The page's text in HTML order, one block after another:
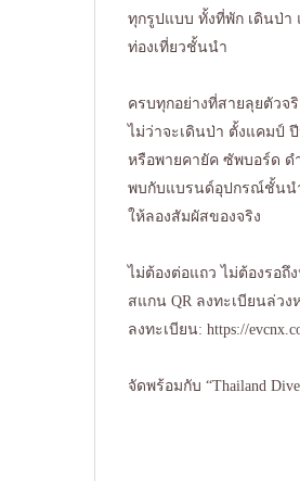
ทุกรูปแบบ ทั้งที่พัก เดินป่า
ท่องเที่ยวชั้นนำ
ครบทุกอย่างที่สายลุยตัวจริ
ไม่ว่าจะเดินป่า ตั้งแคมป์
หรือพายคายัค ซัพบอร์ด ด
พบกับแบรนด์อุปกรณ์ชั้นน
ให้ลองสัมผัสของจริง
ไม่ต้องต่อแถว ไม่ต้องรอถึ
สแกน QR ลงทะเบียนล่ว
ลงทะเบียน: https://
จัดพร้อมกับ “Thailand